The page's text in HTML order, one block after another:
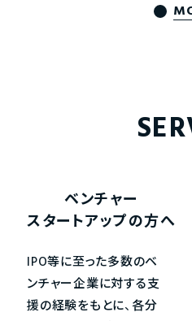
ベンチャー
スタートアップの方へ
IPO等に至った多数のベ
ンチャー企業に対する支
援の経験をもとに、各分